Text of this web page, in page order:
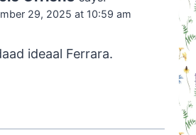
29, 2025 at 10:59 am
ideaal Ferrara.